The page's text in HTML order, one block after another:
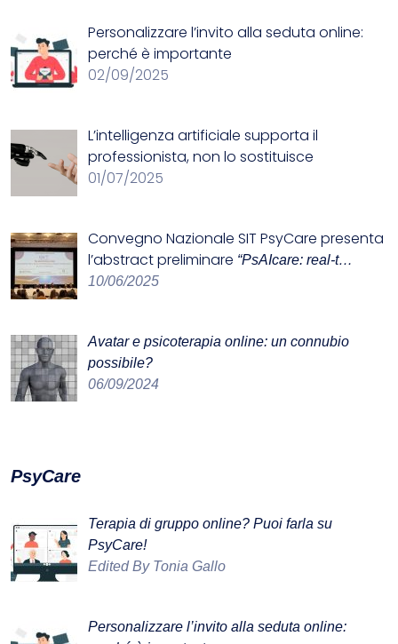
Personalizzare l’invito alla seduta online:
perché è importante
02/09/2025
L’intelligenza artificiale supporta il
professionista, non lo sostituisce
01/07/2025
Convegno Nazionale SIT PsyCare presenta
l’abstract preliminare “PsAIcare: real-t…
10/06/2025
Avatar e psicoterapia online: un connubio
possibile?
06/09/2024
PsyCare
Terapia di gruppo online? Puoi farla su
PsyCare!
Edited By Tonia Gallo
Personalizzare l’invito alla seduta online: